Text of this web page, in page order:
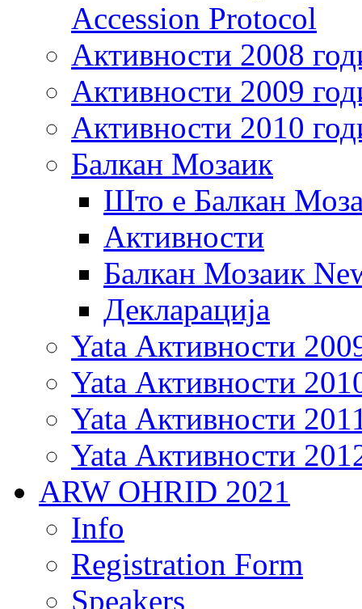
Accession Protocol
Активности 2008
Активности 2009
Активности 2010
Балкан Мозаик
Што е Балкан
Активности
Балкан Мозаик
Декларација
Yata Активности
Yata Активности
Yata Активности
Yata Активности
ARW OHRID 2021
Info
Registration Form
Speakers